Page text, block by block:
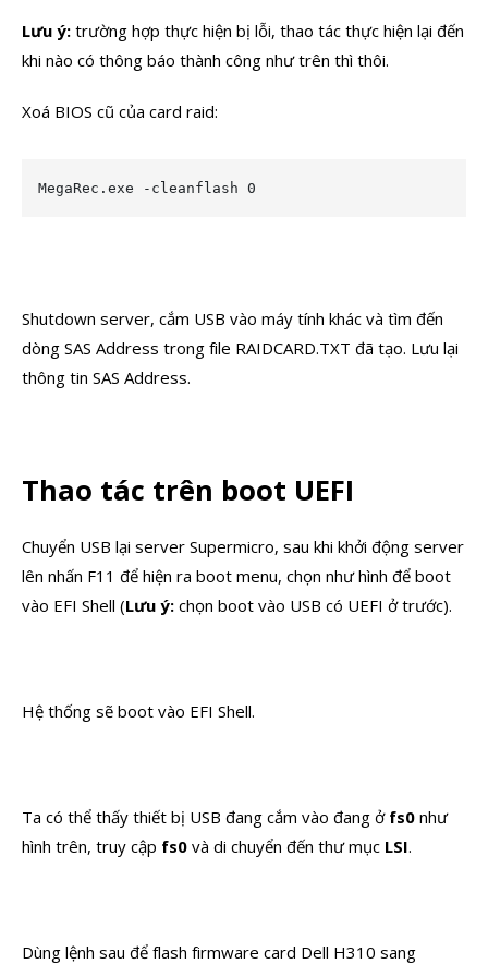
Lưu ý: trường hợp thực hiện bị lỗi, thao tác thực hiện lại đến
khi nào có thông báo thành công như trên thì thôi.
Xoá BIOS cũ của card raid:
MegaRec.exe -cleanflash 0
Shutdown server, cắm USB vào máy tính khác và tìm đến
dòng SAS Address trong file RAIDCARD.TXT đã tạo. Lưu lại
thông tin SAS Address.
Thao tác trên boot UEFI
Chuyển USB lại server Supermicro, sau khi khởi động server
lên nhấn F11 để hiện ra boot menu, chọn như hình để boot
vào EFI Shell (Lưu ý: chọn boot vào USB có UEFI ở trước).
Hệ thống sẽ boot vào EFI Shell.
Ta có thể thấy thiết bị USB đang cắm vào đang ở fs0 như
hình trên, truy cập fs0 và di chuyển đến thư mục LSI.
Dùng lệnh sau để flash firmware card Dell H310 sang